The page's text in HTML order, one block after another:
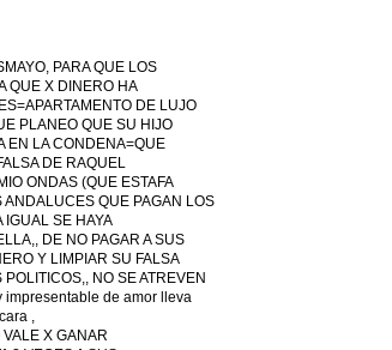
PARA QUE LOS
QUE X DINERO HA
DE LUJO
PLANEO QUE SU HIJO
EN LA CONDENA=QUE
DE RAQUEL
ONDAS (QUE ESTAFA
QUE PAGAN LOS
SE HAYA
DE NO PAGAR A SUS
Y LIMPIAR SU FALSA
NO SE ATREVEN
impresentable de amor lleva
,
X GANAR